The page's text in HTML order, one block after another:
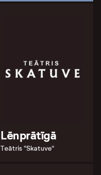
Lēnprātīgā
Teātris "Skatuve"